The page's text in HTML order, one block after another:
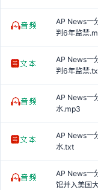
AP News一
判6年监禁
AP News一
判6年监禁
AP News一
水.mp3
AP News一
水.txt
AP News一
馆并入美国